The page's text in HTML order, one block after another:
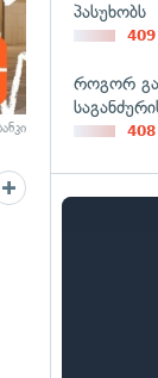
პასუხობს
409
როგორ
408